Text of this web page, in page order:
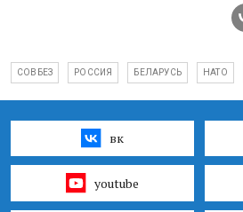
СОВБЕЗ РОССИЯ БЕЛАРУСЬ НАТО
вк
youtube